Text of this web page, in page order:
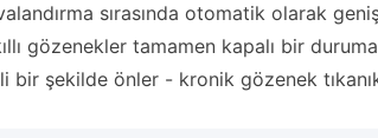
sırasında otomatik olarak
gözenekler tamamen kapalı bir
şekilde önler - kronik gözenek